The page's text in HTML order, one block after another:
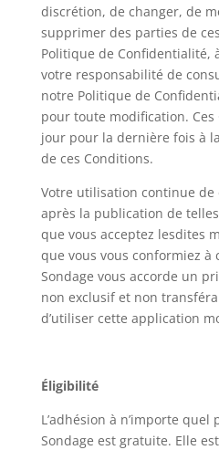
discrétion, de changer, de
supprimer des parties de
Politique de Confidentialité,
votre responsabilité de
notre Politique de
pour toute modification.
jour pour la dernière fois à
de ces Conditions.
Votre utilisation continue
après la publication de
que vous acceptez lesdites
que vous vous conformiez à
Sondage vous accorde un
non exclusif et non
d’utiliser cette application
Éligibilité
L’adhésion à n’importe quel
Sondage est gratuite. Elle